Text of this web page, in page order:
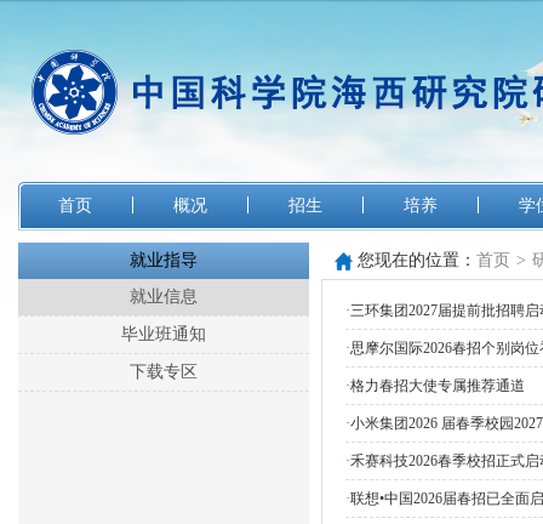
首页 概况 招生 培养 学
就业指导
就业信息
毕业班通知
下载专区
您现在的位置： 首页 >
·三环集团2027届提前批招聘启
·思摩尔国际2026春招个别岗位
·格力春招大使专属推荐通道
·小米集团2026 届春季校园
·禾赛科技2026春季校招正式启
·联想•中国2026届春招已全面